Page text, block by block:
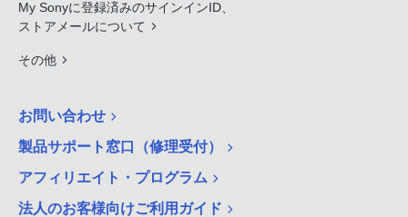
My Sonyに登録済みのサインインID、
ストアメールについて
その他
お問い合わせ
製品サポート窓口（修理受付）
アフィリエイト・プログラム
法人のお客様向けご利用ガイド